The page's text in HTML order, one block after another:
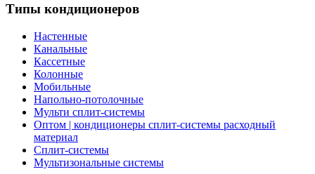
Типы кондиционеров
Настенные
Канальные
Кассетные
Колонные
Мобильные
Напольно-потолочные
Мульти сплит-системы
Оптом | кондиционеры сплит-системы расходный
материал
Сплит-системы
Мультизональные системы